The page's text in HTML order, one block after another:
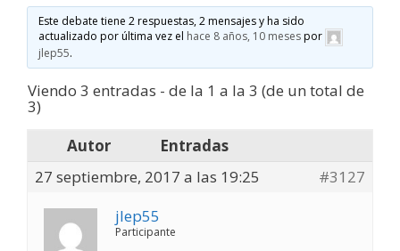
Este debate tiene 2 respuestas, 2 mensajes y ha sido
actualizado por última vez el hace 8 años, 10 mesespor
jlep55.
Viendo 3 entradas - de la 1 a la 3 (de un total de
3)
Autor
Entradas
27 septiembre, 2017 a las 19:25
#3127
jlep55
Participante